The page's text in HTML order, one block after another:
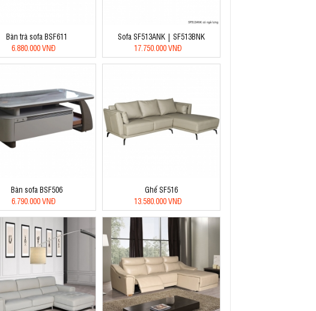
Bàn trà sofa BSF611
6.880.000 VNĐ
Sofa SF513ANK | SF513BNK
17.750.000 VNĐ
Bàn sofa BSF506
6.790.000 VNĐ
Ghế SF516
13.580.000 VNĐ